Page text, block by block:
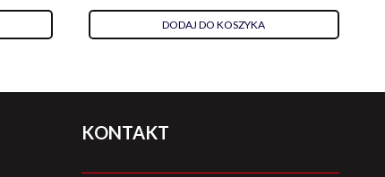
DODAJ DO KOSZYKA
KONTAKT